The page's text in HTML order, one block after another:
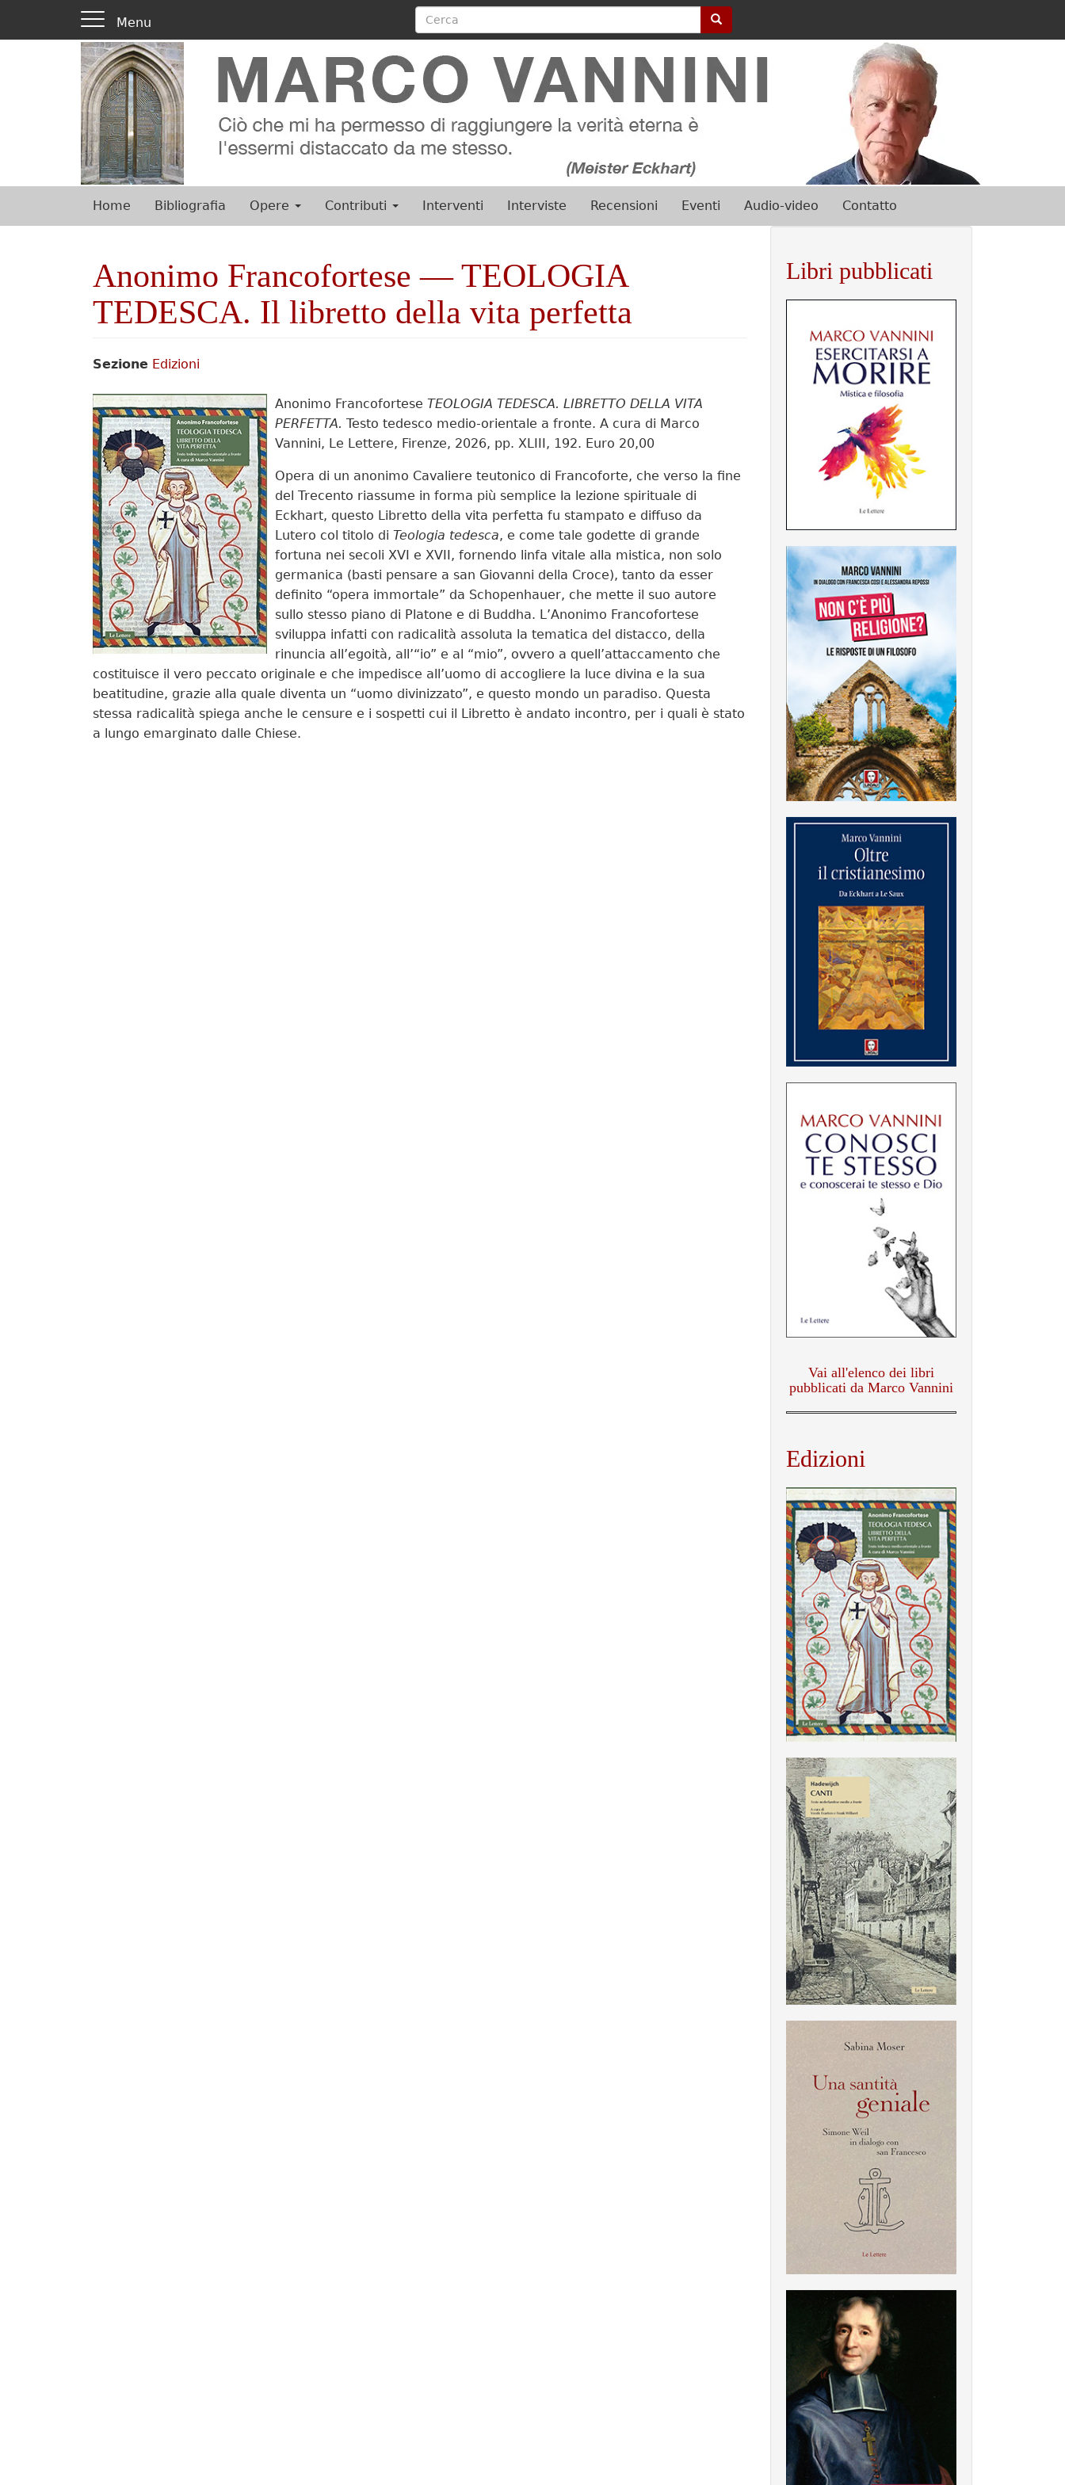
Toggle
navigation
Menu Cerca Cerca
Image
Main
Home Bibliografia Opere Contributi Interventi Interviste Recensioni Eventi Audio-video Contatto
Anonimo Francofortese — TEOLOGIA
TEDESCA. Il libretto della vita perfetta
Sezione Edizioni
Anonimo Francofortese TEOLOGIA TEDESCA. LIBRETTO DELLA VITA
PERFETTA. Testo tedesco medio-orientale a fronte. A cura di Marco
Vannini, Le Lettere, Firenze, 2026, pp. XLIII, 192. Euro 20,00
Opera di un anonimo Cavaliere teutonico di Francoforte, che verso la fine
del Trecento riassume in forma più semplice la lezione spirituale di
Eckhart, questo Libretto della vita perfetta fu stampato e diffuso da
Lutero col titolo di Teologia tedesca, e come tale godette di grande
fortuna nei secoli XVI e XVII, fornendo linfa vitale alla mistica, non solo
germanica (basti pensare a san Giovanni della Croce), tanto da esser
definito “opera immortale” da Schopenhauer, che mette il suo autore
sullo stesso piano di Platone e di Buddha. L’Anonimo Francofortese
sviluppa infatti con radicalità assoluta la tematica del distacco, della
rinuncia all’egoità, all’“io” e al “mio”, ovvero a quell’attaccamento che
costituisce il vero peccato originale e che impedisce all’uomo di accogliere la luce divina e la sua
beatitudine, grazie alla quale diventa un “uomo divinizzato”, e questo mondo un paradiso. Questa
stessa radicalità spiega anche le censure e i sospetti cui il Libretto è andato incontro, per i quali è stato
a lungo emarginato dalle Chiese.
Libri pubblicati
Vai all'elenco dei libri
pubblicati da Marco Vannini
Edizioni